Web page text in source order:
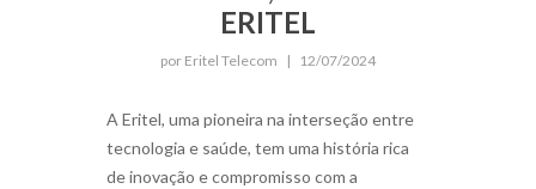
ERITEL
por Eritel Telecom | 12/07/2024
A Eritel, uma pioneira na interseção entre
tecnologia e saúde, tem uma história rica
de inovação e compromisso com a